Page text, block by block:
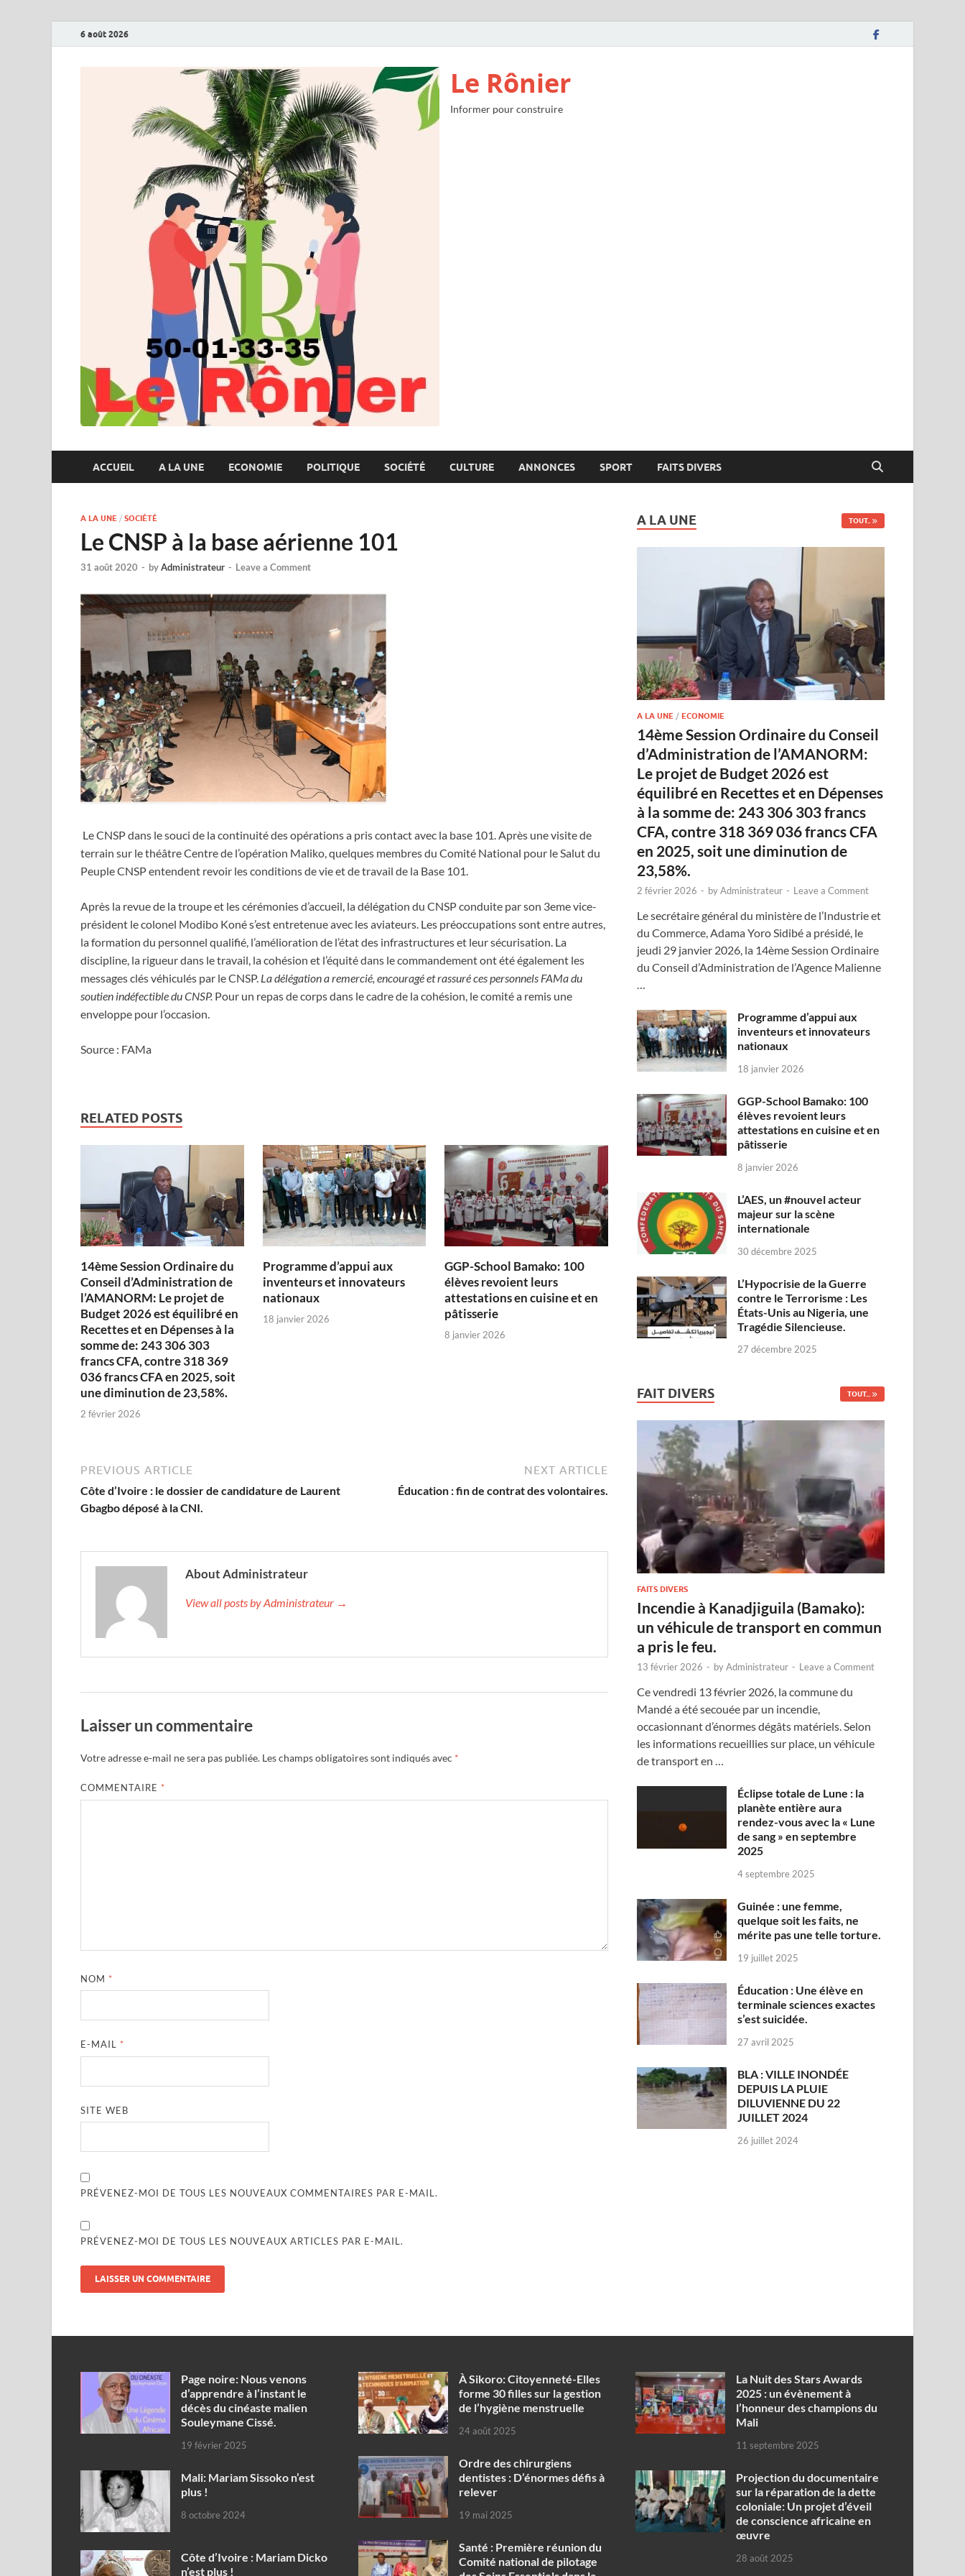
6 août 2026
Le Rônier
Informer pour construire
ACCUEIL A LA UNE ECONOMIE POLITIQUE SOCIÉTÉ CULTURE ANNONCES SPORT FAITS DIVERS
A LA UNE / SOCIÉTÉ
Le CNSP à la base aérienne 101
31 août 2020 - byAdministrateur - Leave a Comment
Le CNSP dans le souci de la continuité des opérations a pris contact avec la base 101. Après une visite de
terrain sur le théâtre Centre de l’opération Maliko, quelques membres du Comité National pour le Salut du
Peuple CNSP entendent revoir les conditions de vie et de travail de la Base 101.
Après la revue de la troupe et les cérémonies d’accueil, la délégation du CNSP conduite par son 3eme vice-
président le colonel Modibo Koné s’est entretenue avec les aviateurs. Les préoccupations sont entre autres,
la formation du personnel qualifié, l’amélioration de l’état des infrastructures et leur sécurisation. La
discipline, la rigueur dans le travail, la cohésion et l’équité dans le commandement ont été également les
messages clés véhiculés par le CNSP. La délégation a remercié, encouragé et rassuré ces personnels FAMa du
soutien indéfectible du CNSP. Pour un repas de corps dans le cadre de la cohésion, le comité a remis une
enveloppe pour l’occasion.
Source : FAMa
RELATED POSTS
14ème Session Ordinaire du
Conseil d’Administration de
l’AMANORM: Le projet de
Budget 2026 est équilibré en
Recettes et en Dépenses à la
somme de: 243 306 303
francs CFA, contre 318 369
036 francs CFA en 2025, soit
une diminution de 23,58%.
2 février 2026
Programme d’appui aux
inventeurs et innovateurs
nationaux
18 janvier 2026
GGP-School Bamako: 100
élèves revoient leurs
attestations en cuisine et en
pâtisserie
8 janvier 2026
PREVIOUS ARTICLE
Côte d’Ivoire : le dossier de candidature de Laurent
Gbagbo déposé à la CNI.
NEXT ARTICLE
Éducation : fin de contrat des volontaires.
About Administrateur
View all posts by Administrateur →
Laisser un commentaire
Votre adresse e-mail ne sera pas publiée. Les champs obligatoires sont indiqués avec *
COMMENTAIRE *
NOM *
E-MAIL *
SITE WEB
PRÉVENEZ-MOI DE TOUS LES NOUVEAUX COMMENTAIRES PAR E-MAIL.
PRÉVENEZ-MOI DE TOUS LES NOUVEAUX ARTICLES PAR E-MAIL.
A LA UNE TOUT..
A LA UNE /ECONOMIE
14ème Session Ordinaire du Conseil
d’Administration de l’AMANORM:
Le projet de Budget 2026 est
équilibré en Recettes et en Dépenses
à la somme de: 243 306 303 francs
CFA, contre 318 369 036 francs CFA
en 2025, soit une diminution de
23,58%.
2 février 2026 - byAdministrateur - Leave a Comment
Le secrétaire général du ministère de l’Industrie et
du Commerce, Adama Yoro Sidibé a présidé, le
jeudi 29 janvier 2026, la 14ème Session Ordinaire
du Conseil d’Administration de l’Agence Malienne
…
Programme d’appui aux
inventeurs et innovateurs
nationaux
18 janvier 2026
GGP-School Bamako: 100
élèves revoient leurs
attestations en cuisine et en
pâtisserie
8 janvier 2026
L’AES, un #nouvel acteur
majeur sur la scène
internationale
30 décembre 2025
L’Hypocrisie de la Guerre
contre le Terrorisme : Les
États-Unis au Nigeria, une
Tragédie Silencieuse.
27 décembre 2025
FAIT DIVERS TOUT...
FAITS DIVERS
Incendie à Kanadjiguila (Bamako):
un véhicule de transport en commun
a pris le feu.
13 février 2026 - byAdministrateur - Leave a Comment
Ce vendredi 13 février 2026, la commune du
Mandé a été secouée par un incendie,
occasionnant d’énormes dégâts matériels. Selon
les informations recueillies sur place, un véhicule
de transport en …
Éclipse totale de Lune : la
planète entière aura
rendez-vous avec la « Lune
de sang » en septembre
2025
4 septembre 2025
Guinée : une femme,
quelque soit les faits, ne
mérite pas une telle torture.
19 juillet 2025
Éducation : Une élève en
terminale sciences exactes
s’est suicidée.
27 avril 2025
BLA : VILLE INONDÉE
DEPUIS LA PLUIE
DILUVIENNE DU 22
JUILLET 2024
26 juillet 2024
Page noire: Nous venons
d’apprendre à l’instant le
décès du cinéaste malien
Souleymane Cissé.
19 février 2025
Mali: Mariam Sissoko n’est
plus !
8 octobre 2024
Côte d’Ivoire : Mariam Dicko
n’est plus !
À Sikoro: Citoyenneté-Elles
forme 30 filles sur la gestion
de l’hygiène menstruelle
24 août 2025
Ordre des chirurgiens
dentistes : D’énormes défis à
relever
19 mai 2025
Santé : Première réunion du
Comité national de pilotage
‎La Nuit des Stars Awards
2025 : un évènement à
l’honneur des champions du
Mali
11 septembre 2025
Projection du documentaire
sur la réparation de la dette
coloniale: Un projet d’éveil
de conscience africaine en
œuvre‎
28 août 2025